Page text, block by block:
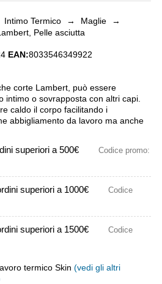
Intimo Termico → Maglie
→
Pelle asciutta
EAN:8033546349922
corte Lambert, può essere
intimo o sovrapposta con altri capi.
caldo il corpo facilitando i
abbigliamento da lavoro ma anche
superiori a 500€
Codice promo:
superiori a 1000€
Codice
superiori a 1500€
Codice
termico Skin (vedi gli altri